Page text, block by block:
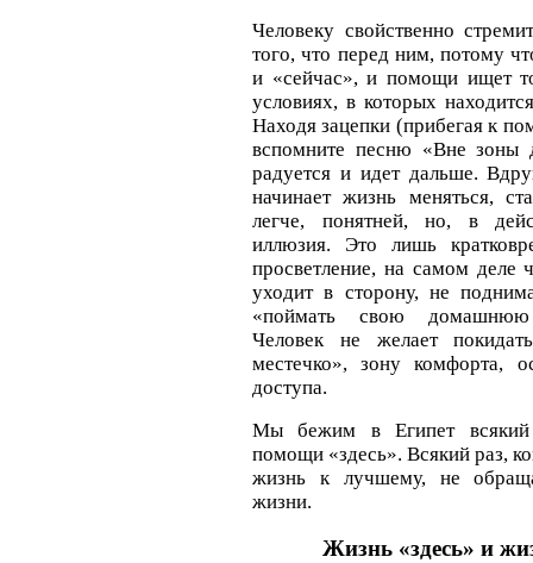
Человеку свойственно
того, что перед ним, потому
и «сейчас», и помощи ищет
условиях, в которых
Находя зацепки (прибегая к
вспомните песню «Вне зоны
радуется и идет дальше.
начинает жизнь меняться,
легче, понятней, но, в
иллюзия. Это лишь
просветление, на самом деле
уходит в сторону, не
«поймать свою
Человек не желает
местечко», зону комфорта,
доступа.
Мы бежим в Египет
помощи «здесь». Всякий раз,
жизнь к лучшему, не
жизни.
Жизнь «здесь» и